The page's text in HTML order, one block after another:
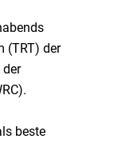
(TRT) der
der
beste